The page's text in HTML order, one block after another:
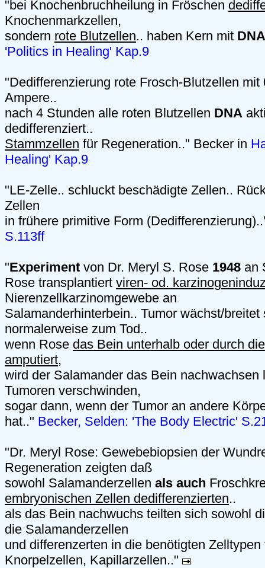
"bei Knochenbruchheilung in Fröschen
Knochenmarkzellen,
sondern rote Blutzellen.. haben Kern mit DNA
'Politics in Healing' Kap.9
"Dedifferenzierung rote Frosch-Blutzellen mit
Ampere..
nach 4 Stunden alle roten Blutzellen DNA
dedifferenziert..
Stammzellen für Regeneration.." Becker in
Healing' Kap.9
"LE-Zelle.. schluckt beschädigte Zellen..
Zellen
in frühere primitive Form
S.113ff
"Experiment von Dr. Meryl S. Rose 1948 an
Rose transplantiert viren- od.
Nierenzellkarzinomgewebe an
Salamanderhinterbein.. Tumor wächst/breitet
normalerweise zum Tod..
wenn Rose das Bein unterhalb oder durch
amputiert,
wird der Salamander das Bein nachwachsen
Tumoren verschwinden,
sogar dann, wenn der Tumor an andere
hat.." Becker, Selden: 'The Body Electric'
"Dr. Meryl Rose: Gewebebiopsien der
Regeneration zeigten daß
sowohl Salamanderzellen als auch
embryonischen Zellen dedifferenzierten..
als das Bein nachwuchs teilten sich sowohl
die Salamanderzellen
und differenzerten in die benötigten
Knorpelzellen, Kapillarzellen.."